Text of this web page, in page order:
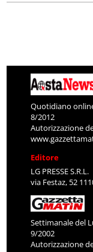
Quotidiano
8/2012
Autorizzazione
Editore
LG PRESSE S.R.L.
via Festaz, 52
Settimanale del
9/2002
Autorizzazione